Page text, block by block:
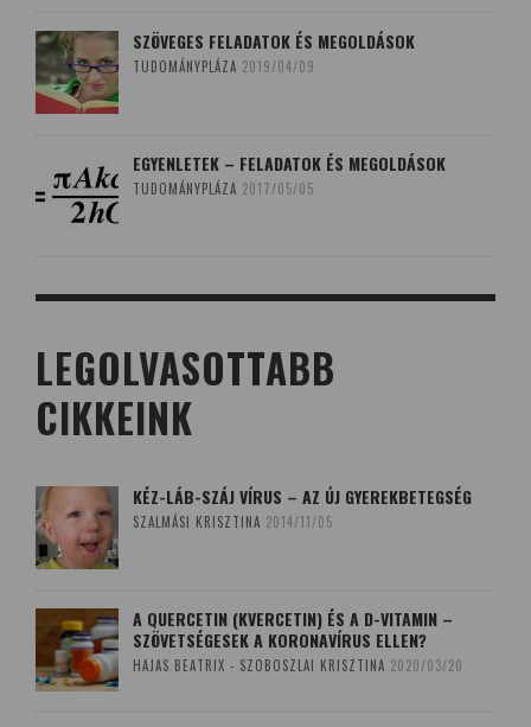
SZÖVEGES FELADATOK ÉS MEGOLDÁSOK
TUDOMÁNYPLÁZA 2019/04/09
EGYENLETEK – FELADATOK ÉS MEGOLDÁSOK
TUDOMÁNYPLÁZA 2017/05/05
LEGOLVASOTTABB
CIKKEINK
KÉZ-LÁB-SZÁJ VÍRUS – AZ ÚJ GYEREKBETEGSÉG
SZALMÁSI KRISZTINA 2014/11/05
A QUERCETIN (KVERCETIN) ÉS A D-VITAMIN –
SZÖVETSÉGESEK A KORONAVÍRUS ELLEN?
HAJAS BEATRIX - SZOBOSZLAI KRISZTINA 2020/03/20